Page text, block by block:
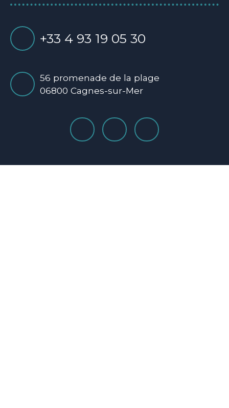
+33 4 93 19 05 30
56 promenade de la plage
06800 Cagnes-sur-Mer